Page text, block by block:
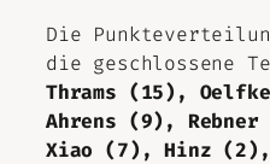
Die
die geschlossene
Thrams (15),
Ahrens (9),
Xiao (7), Hinz (2),